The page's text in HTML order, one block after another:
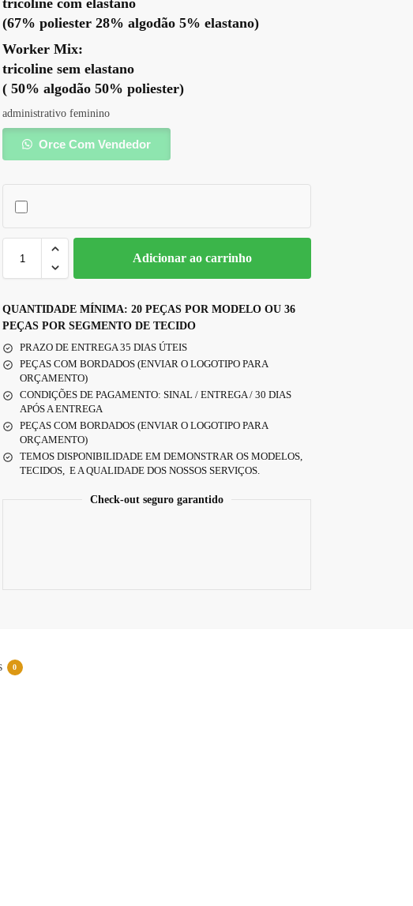
(67% poliester 28% algodão 5% elastano)
Worker Mix:
tricoline sem elastano
( 50% algodão 50% poliester)
administrativo feminino
Orce Com Vendedor
Adicionar ao carrinho
QUANTIDADE MÍNIMA: 20 PEÇAS POR MODELO OU 36
PEÇAS POR SEGMENTO DE TECIDO
PRAZO DE ENTREGA 35 DIAS ÚTEIS
PEÇAS COM BORDADOS (ENVIAR O LOGOTIPO PARA
ORÇAMENTO)
CONDIÇÕES DE PAGAMENTO: SINAL / ENTREGA / 30 DIAS
APÓS A ENTREGA
PEÇAS COM BORDADOS (ENVIAR O LOGOTIPO PARA
ORÇAMENTO)
TEMOS DISPONIBILIDADE EM DEMONSTRAR OS MODELOS,
TECIDOS, E A QUALIDADE DOS NOSSOS SERVIÇOS.
Check-out seguro garantido
0